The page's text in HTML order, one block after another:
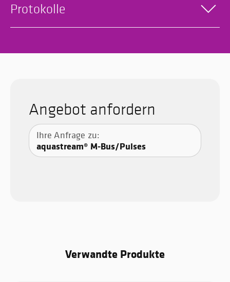
Protokolle
Angebot anfordern
Ihre Anfrage zu:
aquastream® M-Bus/Pulses
Verwandte Produkte